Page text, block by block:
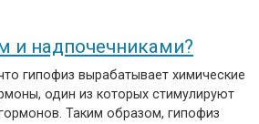
и надпочечниками?
гипофиз вырабатывает химические
один из которых стимулируют
Таким образом, гипофиз